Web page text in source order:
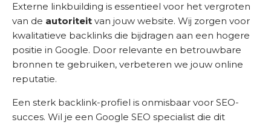
Externe linkbuilding is essentieel voor het vergroten
van de autoriteit van jouw website. Wij zorgen voor
kwalitatieve backlinks die bijdragen aan een hogere
positie in Google. Door relevante en betrouwbare
bronnen te gebruiken, verbeteren we jouw online
reputatie.
Een sterk backlink-profiel is onmisbaar voor SEO-
succes. Wil je een Google SEO specialist die dit